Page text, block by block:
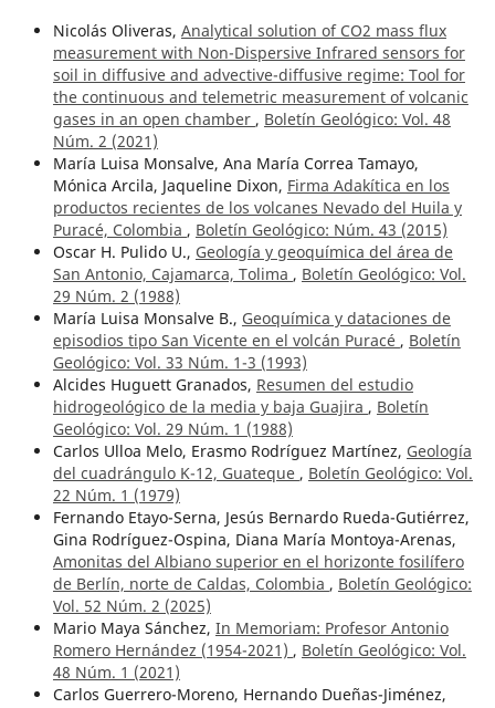
Nicolás Oliveras, Analytical solution of CO2 mass flux
measurement with Non-Dispersive Infrared sensors for
soil in diffusive and advective-diffusive regime: Tool for
the continuous and telemetric measurement of volcanic
gases in an open chamber , Boletín Geológico: Vol. 48
Núm. 2 (2021)
María Luisa Monsalve, Ana María Correa Tamayo,
Mónica Arcila, Jaqueline Dixon, Firma Adakítica en los
productos recientes de los volcanes Nevado del Huila y
Puracé, Colombia , Boletín Geológico: Núm. 43 (2015)
Oscar H. Pulido U., Geología y geoquímica del área de
San Antonio, Cajamarca, Tolima , Boletín Geológico: Vol.
29 Núm. 2 (1988)
María Luisa Monsalve B., Geoquímica y dataciones de
episodios tipo San Vicente en el volcán Puracé , Boletín
Geológico: Vol. 33 Núm. 1-3 (1993)
Alcides Huguett Granados, Resumen del estudio
hidrogeológico de la media y baja Guajira , Boletín
Geológico: Vol. 29 Núm. 1 (1988)
Carlos Ulloa Melo, Erasmo Rodríguez Martínez, Geología
del cuadrángulo K-12, Guateque , Boletín Geológico: Vol.
22 Núm. 1 (1979)
Fernando Etayo-Serna, Jesús Bernardo Rueda-Gutiérrez,
Gina Rodríguez-Ospina, Diana María Montoya-Arenas,
Amonitas del Albiano superior en el horizonte fosilífero
de Berlín, norte de Caldas, Colombia , Boletín Geológico:
Vol. 52 Núm. 2 (2025)
Mario Maya Sánchez, In Memoriam: Profesor Antonio
Romero Hernández (1954-2021) , Boletín Geológico: Vol.
48 Núm. 1 (2021)
Carlos Guerrero-Moreno, Hernando Dueñas-Jiménez,